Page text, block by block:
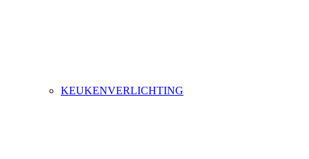
KEUKENVERLICHTING